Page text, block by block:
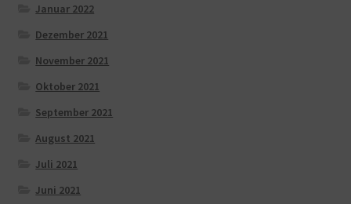
Januar 2022
Dezember 2021
November 2021
Oktober 2021
September 2021
August 2021
Juli 2021
Juni 2021